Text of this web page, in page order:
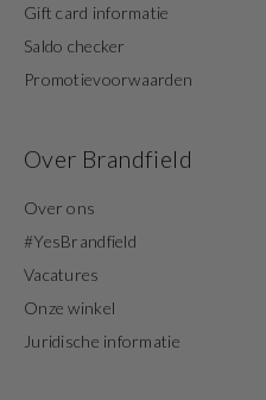
Gift card informatie
Saldo checker
Promotievoorwaarden
Over Brandfield
Over ons
#YesBrandfield
Vacatures
Onze winkel
Juridische informatie